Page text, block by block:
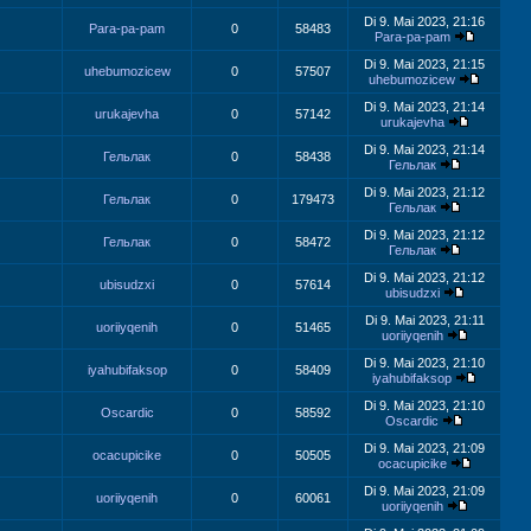
Para-pa-pam 0 58483
Di 9. Mai 2023, 21:16
Para-pa-pam
uhebumozicew 0 57507
Di 9. Mai 2023, 21:15
uhebumozicew
urukajevha 0 57142
Di 9. Mai 2023, 21:14
urukajevha
Гельлак 0 58438
Di 9. Mai 2023, 21:14
Гельлак
Гельлак 0 179473
Di 9. Mai 2023, 21:12
Гельлак
Гельлак 0 58472
Di 9. Mai 2023, 21:12
Гельлак
ubisudzxi 0 57614
Di 9. Mai 2023, 21:12
ubisudzxi
uoriiyqenih 0 51465
Di 9. Mai 2023, 21:11
uoriiyqenih
iyahubifaksop 0 58409
Di 9. Mai 2023, 21:10
iyahubifaksop
Oscardic 0 58592
Di 9. Mai 2023, 21:10
Oscardic
ocacupicike 0 50505
Di 9. Mai 2023, 21:09
ocacupicike
uoriiyqenih 0 60061
Di 9. Mai 2023, 21:09
uoriiyqenih